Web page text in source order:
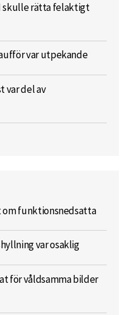
skulle rätta felaktigt
var utpekande
var del av
om funktionsnedsatta
var osaklig
för våldsamma bilder